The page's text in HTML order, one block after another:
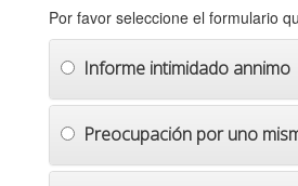
Por favor seleccione el formulario
Informe intimidado annimo
Preocupación por uno